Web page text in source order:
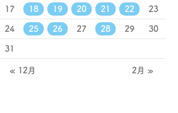
17 18 19 20 21 22 23
24 25 26 27 28 29 30
31
« 12月 2月 »